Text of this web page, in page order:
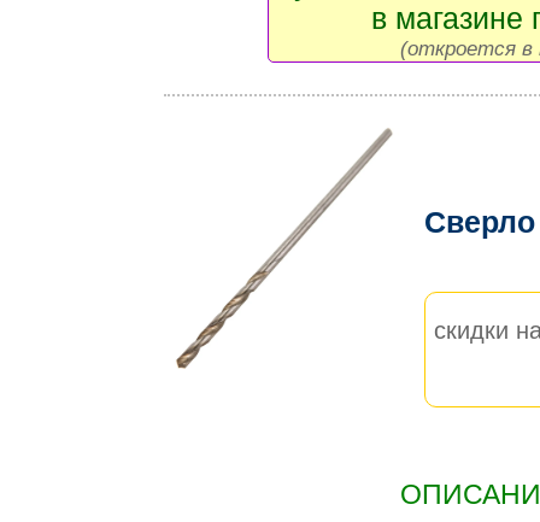
в магазине
(откроется в
скидки